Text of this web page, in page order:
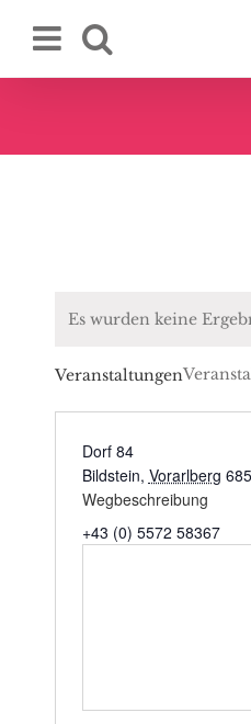
Inhalt
Es wurden keine
Veranstaltungen
Dorf 84
Bildstein, Vorarlberg
Wegbeschreibung
+43 (0) 5572 58367